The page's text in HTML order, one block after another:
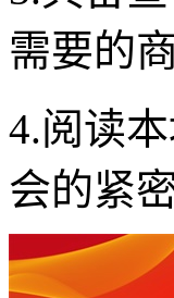
需要的
4.阅读
会的紧